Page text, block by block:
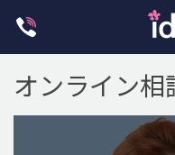
オンライン相